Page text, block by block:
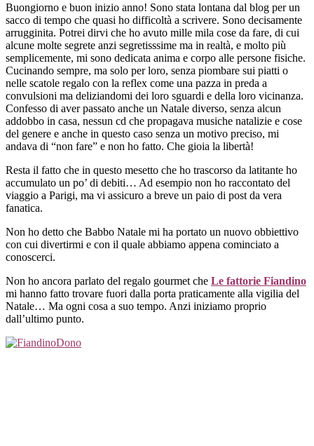
Buongiorno e buon inizio anno! Sono stata lontana dal blog per un
sacco di tempo che quasi ho difficoltà a scrivere. Sono decisamente
arrugginita. Potrei dirvi che ho avuto mille mila cose da fare, di cui
alcune molte segrete anzi segretisssime ma in realtà, e molto più
semplicemente, mi sono dedicata anima e corpo alle persone fisiche.
Cucinando sempre, ma solo per loro, senza piombare sui piatti o
nelle scatole regalo con la reflex come una pazza in preda a
convulsioni ma deliziandomi dei loro sguardi e della loro vicinanza.
Confesso di aver passato anche un Natale diverso, senza alcun
addobbo in casa, nessun cd che propagava musiche natalizie e cose
del genere e anche in questo caso senza un motivo preciso, mi
andava di “non fare” e non ho fatto. Che gioia la libertà!
Resta il fatto che in questo mesetto che ho trascorso da latitante ho
accumulato un po’ di debiti… Ad esempio non ho raccontato del
viaggio a Parigi, ma vi assicuro a breve un paio di post da vera
fanatica.
Non ho detto che Babbo Natale mi ha portato un nuovo obbiettivo
con cui divertirmi e con il quale abbiamo appena cominciato a
conoscerci.
Non ho ancora parlato del regalo gourmet che Le fattorie Fiandino
mi hanno fatto trovare fuori dalla porta praticamente alla vigilia del
Natale… Ma ogni cosa a suo tempo. Anzi iniziamo proprio
dall’ultimo punto.